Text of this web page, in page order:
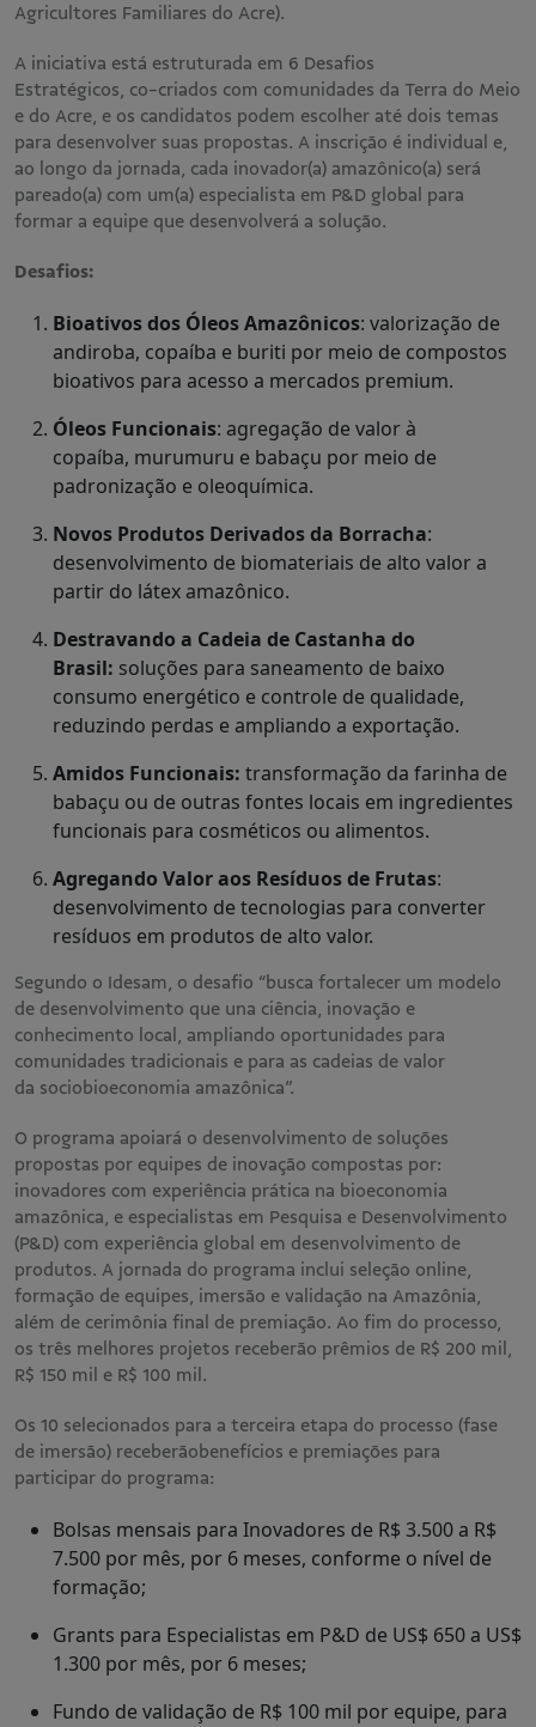
Agricultores Familiares do Acre).
A iniciativa está estruturada em 6 Desafios
Estratégicos, co-criados com comunidades da Terra do Meio
e do Acre, e os candidatos podem escolher até dois temas
para desenvolver suas propostas. A inscrição é individual e,
ao longo da jornada, cada inovador(a) amazônico(a) será
pareado(a) com um(a) especialista em P&D global para
formar a equipe que desenvolverá a solução.
Desafios:
Bioativos dos Óleos Amazônicos: valorização de
andiroba, copaíba e buriti por meio de compostos
bioativos para acesso a mercados premium.
Óleos Funcionais: agregação de valor à
copaíba, murumuru e babaçu por meio de
padronização e oleoquímica.
Novos Produtos Derivados da Borracha:
desenvolvimento de biomateriais de alto valor a
partir do látex amazônico.
Destravando a Cadeia de Castanha do
Brasil: soluções para saneamento de baixo
consumo energético e controle de qualidade,
reduzindo perdas e ampliando a exportação.
Amidos Funcionais: transformação da farinha de
babaçu ou de outras fontes locais em ingredientes
funcionais para cosméticos ou alimentos.
Agregando Valor aos Resíduos de Frutas:
desenvolvimento de tecnologias para converter
resíduos em produtos de alto valor.
Segundo o Idesam, o desafio “busca fortalecer um modelo
de desenvolvimento que una ciência, inovação e
conhecimento local, ampliando oportunidades para
comunidades tradicionais e para as cadeias de valor
da sociobioeconomia amazônica”.
O programa apoiará o desenvolvimento de soluções
propostas por equipes de inovação compostas por:
inovadores com experiência prática na bioeconomia
amazônica, e especialistas em Pesquisa e Desenvolvimento
(P&D) com experiência global em desenvolvimento de
produtos. A jornada do programa inclui seleção online,
formação de equipes, imersão e validação na Amazônia,
além de cerimônia final de premiação. Ao fim do processo,
os três melhores projetos receberão prêmios de R$ 200 mil,
R$ 150 mil e R$ 100 mil.
Os 10 selecionados para a terceira etapa do processo (fase
de imersão) receberãobenefícios e premiações para
participar do programa:
Bolsas mensais para Inovadores de R$ 3.500 a R$
7.500 por mês, por 6 meses, conforme o nível de
formação;
Grants para Especialistas em P&D de US$ 650 a US$
1.300 por mês, por 6 meses;
Fundo de validação de R$ 100 mil por equipe, para